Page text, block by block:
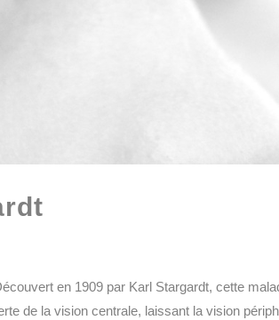
en 1909 par Karl Stargardt, cette
de la vision centrale, laissant la vision